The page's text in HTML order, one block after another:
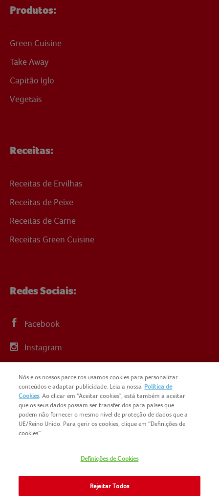
Produtos:
Green Cuisine
Take Away
Capitão Iglo
Vegetais
Receitas:
Receitas de Ervilhas
Receitas de Peixe
Receitas de Carne
Receitas Green Cuisine
Redes Sociais:
Facebook
Instagram
YouTube
COPYRIGHT IGLO PORTUGAL 2025
NOMAD FOODS
SITEMAP
POLÍTICA DE PRIVACIDADE
Nós e os nossos parceiros usamos cookies para personalizar
conteúdos e adaptar publicidade. Leia a nossa Política de
Cookies. Ao clicar em "Aceitar cookies", está também a aceitar
que os seus dados possam ser transferidos para países que
podem não fornecer o mesmo nível de proteção de dados que a
UE/Reino Unido. Para gerir os cookies, clique em “Definições de
cookies”.
Definições de Cookies
Rejeitar Todos